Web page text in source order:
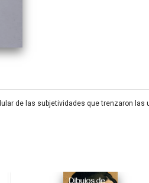
de las subjetividades que trenzaron